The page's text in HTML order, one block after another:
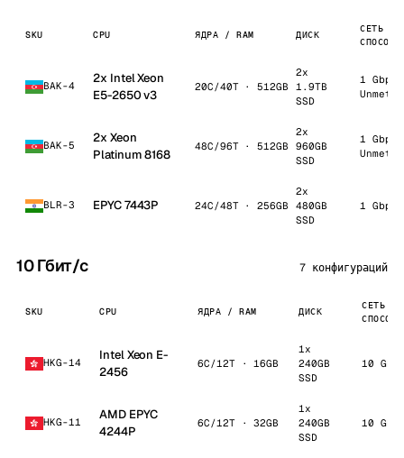
SKU CPU ЯДРА / RAM ДИСК
СЕТЬ /
BAK-4
2x Intel Xeon
E5-2650 v3
20C/40T · 512GB
2x
1.9TB
SSD
1
BAK-5
2x Xeon
Platinum 8168
48C/96T · 512GB
2x
960GB
SSD
1
BLR-3 EPYC 7443P 24C/48T · 256GB
2x
480GB
SSD
1 Gbps
10 Гбит/с 7 конфигураций
SKU CPU ЯДРА / RAM ДИСК
СЕТЬ /
HKG-14
Intel Xeon E-
2456
6C/12T · 16GB
1x
240GB
SSD
10
HKG-11
AMD EPYC
4244P
6C/12T · 32GB
1x
240GB
SSD
10